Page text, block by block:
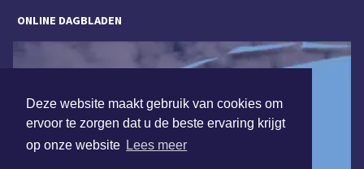
Deze website maakt gebruik van cookies om
ervoor te zorgen dat u de beste ervaring krijgt
op onze website Lees meer
ONLINE DAGBLADEN